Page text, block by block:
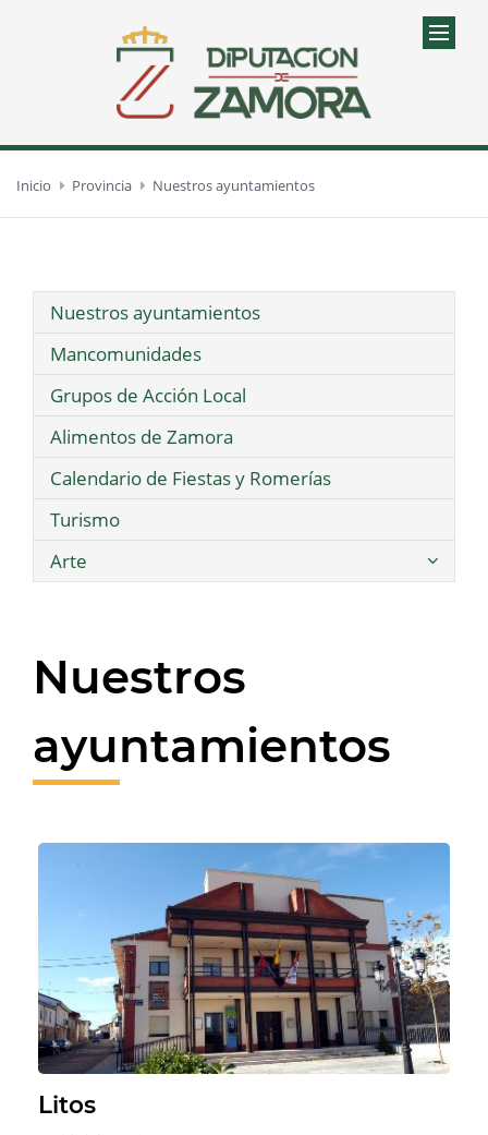
Inicio Provincia Nuestros ayuntamientos
Nuestros ayuntamientos
Mancomunidades
Grupos de Acción Local
Alimentos de Zamora
Calendario de Fiestas y Romerías
Turismo
Arte
Nuestros
ayuntamientos
Litos